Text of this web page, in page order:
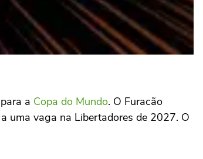
a Copa do Mundo. O Furacão
uma vaga na Libertadores de 2027. O